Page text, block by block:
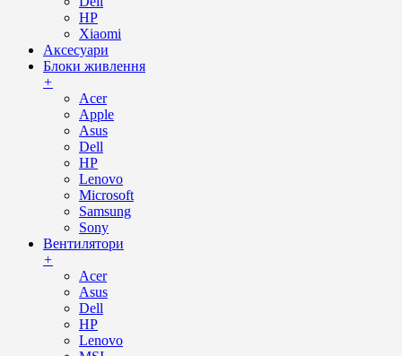
HP
Xiaomi
Аксесуари
Блоки живлення
+
Acer
Apple
Asus
Dell
HP
Lenovo
Microsoft
Samsung
Sony
Вентилятори
+
Acer
Asus
Dell
HP
Lenovo